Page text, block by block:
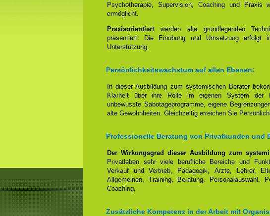
Psychotherapie, Supervision, Coaching und Praxis
ermöglicht.
Praxisorientiertwerden alle grundlegenden
präsentiert. Die Einübung und Umsetzung erfolgt
Unterstützung.
Persönlichkeitswachstum auf allen Ebenen:
In dieser Ausbildung zum systemischen Berater
Klarheit über ihre Rolle im eigenen System der
unbewusste Sabotageprogramme, eigene
alte Gewohnheiten. Gleichzeitig erreichen Sie
Professionelle Beratung von Privatkunden und
Der Wirkungsgrad dieser Ausbildung zum
Privatleben sehr viele berufliche Bereiche und
Verkauf und Vertrieb, Pädagogik, Ärzte, Lehrer,
Allgemeinen, Training, Beratung, Personalauswahl,
Coaching.
Zusätzliche Kompetenz in der Arbeit mit